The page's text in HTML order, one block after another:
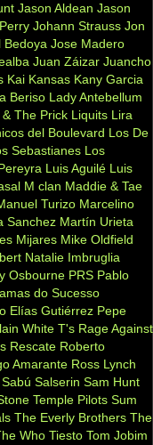
Jason Aldean Jason
Johann Strauss Jon
Bedoya Jose Madero
Juan Záizar Juancho
Kai Kansas Kany Garcia
Beriso Lady Antebellum
The Prick Liquits Lira
del Boulevard Los De
Sebastianes Los
Luis Aguilé Luis
M clan Maddie & Tae
Turizo Marcelino
Sanchez Martín Urieta
Mijares Mike Oldfield
Natalie Imbruglia
Osbourne PRS Pablo
do Sucesso
Elías Gutiérrez Pepe
White T's Rage Against
Rescate Roberto
Amarante Ross Lynch
Sabú Salserin Sam Hunt
Temple Pilots Sum
The Everly Brothers The
Who Tiesto Tom Jobim